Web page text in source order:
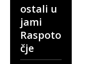
ostali u
jami
Raspoto
čje